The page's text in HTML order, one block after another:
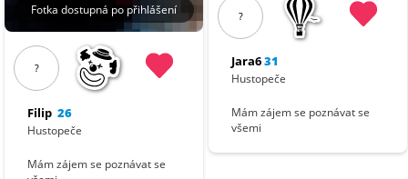
Fotka dostupná po přihlášení
?
Filip 26
Hustopeče
Mám zájem se poznávat se
?
Jara631
Hustopeče
Mám zájem se poznávat se
všemi